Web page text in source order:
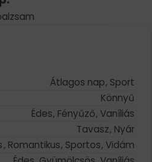
Átlagos nap, Sport
Könnyű
Édes, Fényűző, Vaníliás
Tavasz, Nyár
, Romantikus, Sportos, Vidám